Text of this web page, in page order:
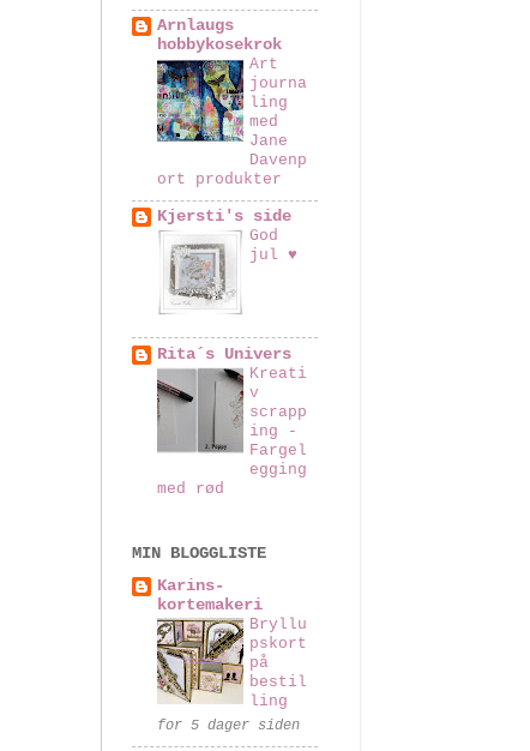
Arnlaugs
hobbykosekrok
Art
journa
ling
med
Jane
Davenp
ort produkter
Kjersti's side
God
jul ♥
Rita´s Univers
Kreati
v
scrapp
ing -
Fargel
egging
med rød
MIN BLOGGLISTE
Karins-
kortemakeri
Bryllu
pskort
på
bestil
ling
for 5 dager siden